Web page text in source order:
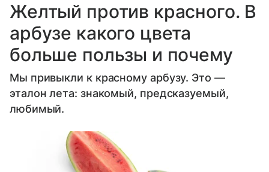
Желтый против красного. В
арбузе какого цвета
больше пользы и почему
Мы привыкли к красному арбузу. Это —
эталон лета: знакомый, предсказуемый,
любимый.